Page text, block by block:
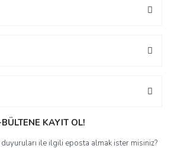
KAYIT OL!
duyuruları ile ilgili eposta almak ister misiniz?